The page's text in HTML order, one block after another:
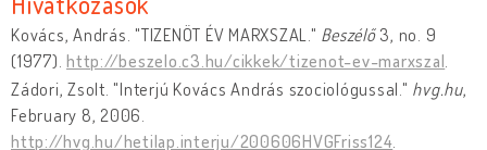
Kovács, András. "TIZENÖT ÉV MARXSZAL." Beszélő3, no. 9
(1977). http://beszelo.c3.hu/cikkek/tizenot-ev-marxszal
Zádori, Zsolt. "Interjú Kovács András szociológussal." hvg.hu,
February 8, 2006.
http://hvg.hu/hetilap.interju/200606HVGFriss124